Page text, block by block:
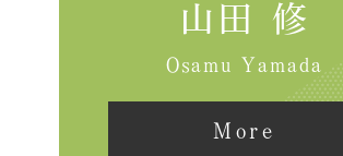
山田 修
Osamu Yamada
More